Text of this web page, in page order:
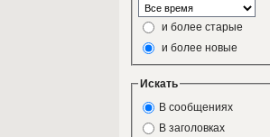
и более старые
и более новые
Искать
В сообщениях
В заголовках